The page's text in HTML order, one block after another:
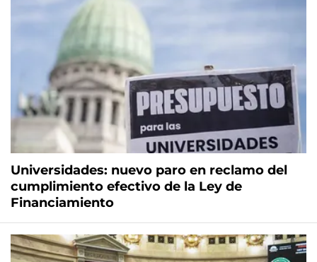
Universidades: nuevo paro en reclamo del
cumplimiento efectivo de la Ley de
Financiamiento